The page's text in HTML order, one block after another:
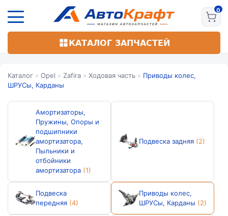
основному
КАТАЛОГ ЗАПЧАСТЕЙ
Каталог » Opel » Zafira » Ходовая часть » Приводы колес,
ШРУСы, Карданы
Амортизаторы,
Пружины, Опоры и
подшипники
амортизатора,
Пыльники и
отбойники
амортизатора (1)
Подвеска задняя (2)
Подвеска
передняя (4)
Приводы колес,
ШРУСы, Карданы (2)